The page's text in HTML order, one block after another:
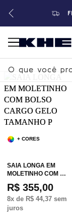
+ CORES
SAIA LONGA EM
MOLETINHO COM …
R$ 355,00
8x de R$ 44,37 sem
juros